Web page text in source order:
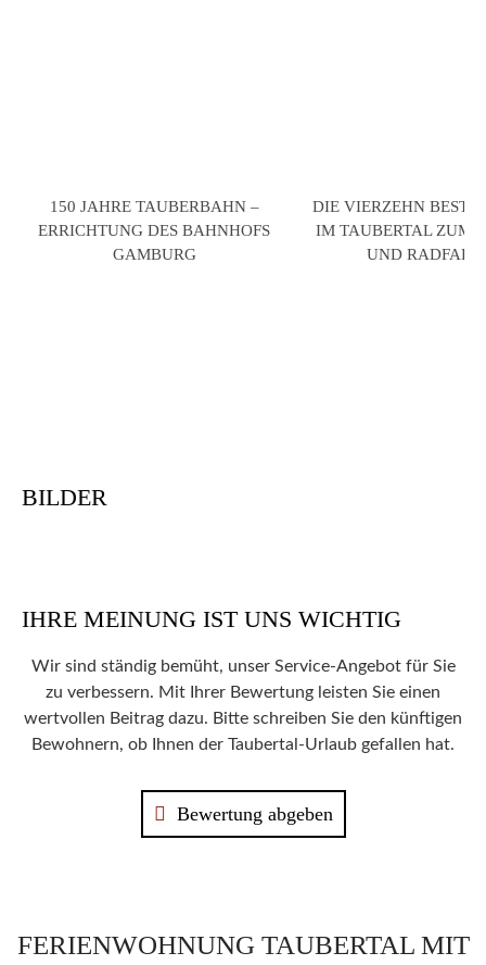
150 JAHRE TAUBERBAHN –
ERRICHTUNG DES BAHNHOFS
GAMBURG
DIE VIERZEHN
IM TAUBERTAL ZUM
UND
BILDER
IHRE MEINUNG IST UNS WICHTIG
Wir sind ständig bemüht, unser Service-Angebot für Sie
zu verbessern. Mit Ihrer Bewertung leisten Sie einen
wertvollen Beitrag dazu. Bitte schreiben Sie den künftigen
Bewohnern, ob Ihnen der Taubertal-Urlaub gefallen hat.
Bewertung abgeben
FERIENWOHNUNG TAUBERTAL MIT